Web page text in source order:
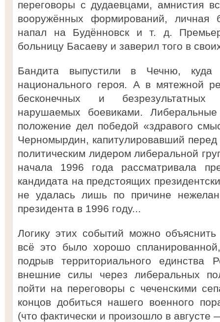
переговоры с дудаевцами, амнистия
вооружённых формирований, личная
напал на Будённовск и т. д.
больницу Басаеву и заверил того в
Бандита выпустили в Чечню,
национального героя. А в мятежной
бесконечных и безрезультатных
нарушаемых боевиками.
положение дел победой «здравого
Черномырдин, капитулировавший
политическим лидером либеральной
начала 1996 года рассматривала
кандидата на предстоящих
не удалась лишь по причине
президента в 1996 году...
Логику этих событий можно
всё это было хорошо
подрыв территориального единства
внешние силы через либеральных
пойти на переговоры с чеченскими
концов добиться нашего военного
(что фактически и произошло в августе